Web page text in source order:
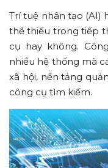
Trí tuệ nhân tạo (AI)
thể thiếu trong tiếp
cụ hay không.
nhiều hệ thống mà
xã hội, nền tảng
công cụ tìm kiếm.